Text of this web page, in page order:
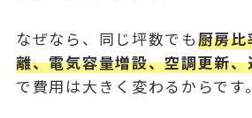
なぜなら、同じ坪数でも厨房
離、電気容量増設、空調更新
で費用は大きく変わるからです。